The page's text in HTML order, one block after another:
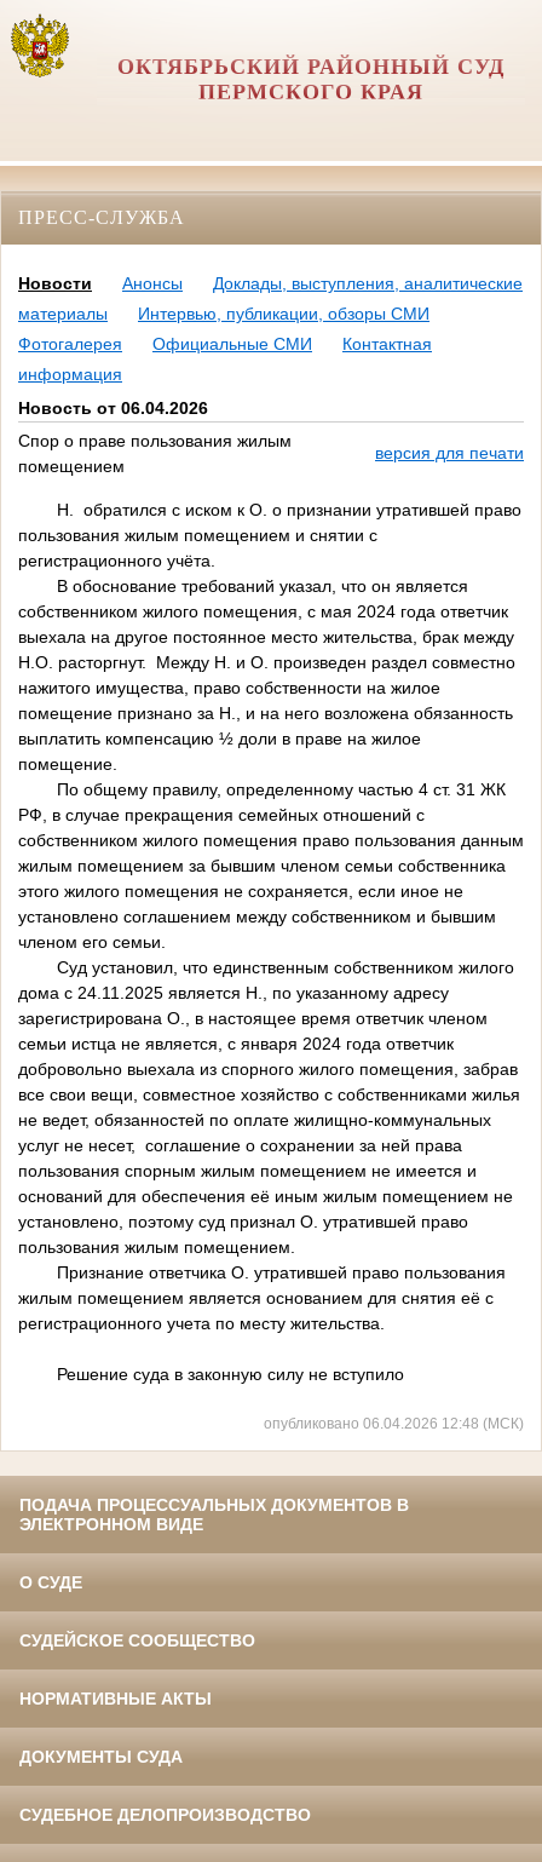
ОКТЯБРЬСКИЙ РАЙОННЫЙ СУД
ПЕРМСКОГО КРАЯ
ПРЕСС-СЛУЖБА
Новости Анонсы
Доклады, выступления, аналитические
материалы
Интервью, публикации, обзоры СМИ
Фотогалерея
Официальные СМИ
Контактная
информация
Новость от 06.04.2026
Спор о праве пользования жилым
помещением
версия для печати
Н. обратился с иском к О. о признании утратившей право
пользования жилым помещением и снятии с
регистрационного учёта.
В обоснование требований указал, что он является
собственником жилого помещения, с мая 2024 года ответчик
выехала на другое постоянное место жительства, брак между
Н.О. расторгнут. Между Н. и О. произведен раздел совместно
нажитого имущества, право собственности на жилое
помещение признано за Н., и на него возложена обязанность
выплатить компенсацию ½ доли в праве на жилое
помещение.
По общему правилу, определенному частью 4 ст. 31 ЖК
РФ, в случае прекращения семейных отношений с
собственником жилого помещения право пользования данным
жилым помещением за бывшим членом семьи собственника
этого жилого помещения не сохраняется, если иное не
установлено соглашением между собственником и бывшим
членом его семьи.
Суд установил, что единственным собственником жилого
дома с 24.11.2025 является Н., по указанному адресу
зарегистрирована О., в настоящее время ответчик членом
семьи истца не является, с января 2024 года ответчик
добровольно выехала из спорного жилого помещения, забрав
все свои вещи, совместное хозяйство с собственниками жилья
не ведет, обязанностей по оплате жилищно-коммунальных
услуг не несет, соглашение о сохранении за ней права
пользования спорным жилым помещением не имеется и
оснований для обеспечения её иным жилым помещением не
установлено, поэтому суд признал О. утратившей право
пользования жилым помещением.
Признание ответчика О. утратившей право пользования
жилым помещением является основанием для снятия её с
регистрационного учета по месту жительства.
Решение суда в законную силу не вступило
опубликовано 06.04.2026 12:48 (МСК)
ПОДАЧА ПРОЦЕССУАЛЬНЫХ ДОКУМЕНТОВ В
ЭЛЕКТРОННОМ ВИДЕ
О СУДЕ
СУДЕЙСКОЕ СООБЩЕСТВО
НОРМАТИВНЫЕ АКТЫ
ДОКУМЕНТЫ СУДА
СУДЕБНОЕ ДЕЛОПРОИЗВОДСТВО